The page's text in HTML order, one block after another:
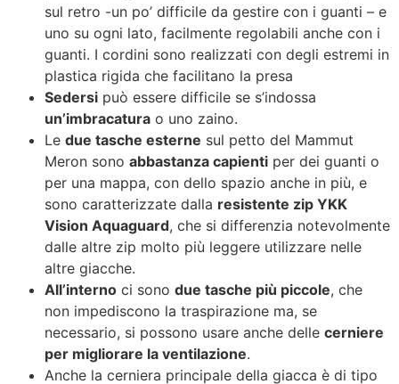
sul retro -un po’ difficile da gestire con i guanti – e
uno su ogni lato, facilmente regolabili anche con i
guanti. I cordini sono realizzati con degli estremi in
plastica rigida che facilitano la presa
Sedersi può essere difficile se s’indossa
un’imbracatura o uno zaino.
Le due tasche esterne sul petto del Mammut
Meron sono abbastanza capienti per dei guanti o
per una mappa, con dello spazio anche in più, e
sono caratterizzate dalla resistente zip YKK
Vision Aquaguard, che si differenzia notevolmente
dalle altre zip molto più leggere utilizzare nelle
altre giacche.
All’interno ci sono due tasche più piccole, che
non impediscono la traspirazione ma, se
necessario, si possono usare anche delle cerniere
per migliorare la ventilazione.
Anche la cerniera principale della giacca è di tipo